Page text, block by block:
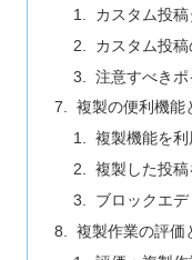
カスタム投
カスタム投
注意すべきポ
複製の便利機能
複製機能を
複製した投
ブロックエ
複製作業の評価